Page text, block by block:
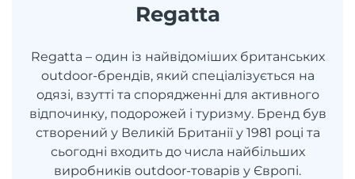
Regatta
Regatta – один із найвідоміших британських
outdoor-брендів, який спеціалізується на
одязі, взутті та спорядженні для активного
відпочинку, подорожей і туризму. Бренд був
створений у Великій Британії у 1981 році та
сьогодні входить до числа найбільших
виробників outdoor-товарів у Європі.